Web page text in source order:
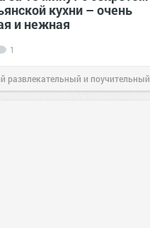
кухни – очень
и нежная
1
развлекательный и поучительный